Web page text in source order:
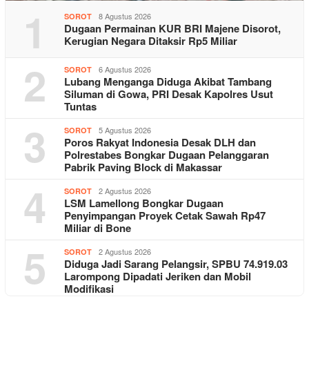
1 SOROT 8 Agustus 2026
Dugaan Permainan KUR BRI Majene Disorot,
Kerugian Negara Ditaksir Rp5 Miliar
2 SOROT 6 Agustus 2026
Lubang Menganga Diduga Akibat Tambang
Siluman di Gowa, PRI Desak Kapolres Usut
Tuntas
3 SOROT 5 Agustus 2026
Poros Rakyat Indonesia Desak DLH dan
Polrestabes Bongkar Dugaan Pelanggaran
Pabrik Paving Block di Makassar
4 SOROT 2 Agustus 2026
LSM Lamellong Bongkar Dugaan
Penyimpangan Proyek Cetak Sawah Rp47
Miliar di Bone
5 SOROT 2 Agustus 2026
Diduga Jadi Sarang Pelangsir, SPBU 74.919.03
Larompong Dipadati Jeriken dan Mobil
Modifikasi